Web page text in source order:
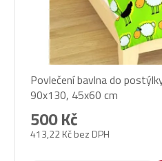
Povlečení bavlna do
90x130, 45x60 cm
413,22 Kč bez DPH
500 Kč